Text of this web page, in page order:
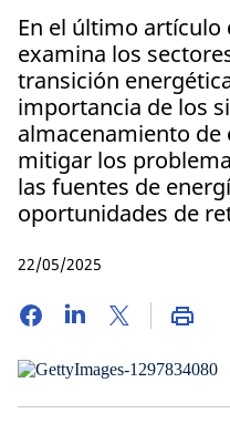
En el último artículo
examina los
transición
importancia de los
almacenamiento de
mitigar los
las fuentes de
oportunidades de
22/05/2025